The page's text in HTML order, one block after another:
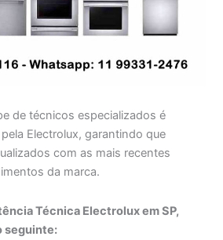
de técnicos especializados é
Electrolux, garantindo que
com as mais recentes
da marca.
Técnica Electrolux em SP,
seguinte: